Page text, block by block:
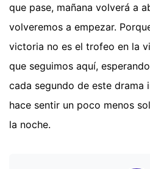
que pase, mañana volverá a
volveremos a empezar.
victoria no es el trofeo en la
que seguimos aquí,
cada segundo de este drama
hace sentir un poco menos
la noche.